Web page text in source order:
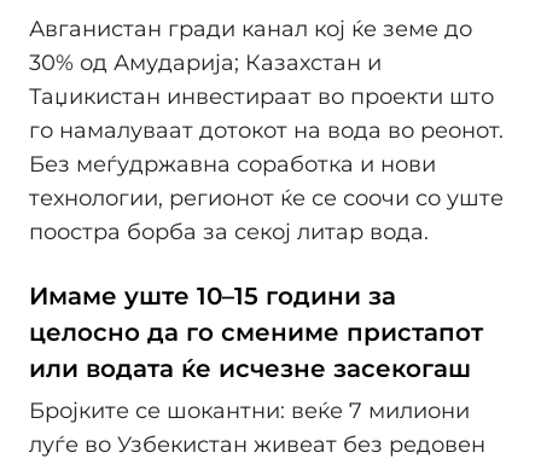
Авганистан гради канал кој ќе земе до
30% од Амударија; Казахстан и
Таџикистан инвестираат во проекти што
го намалуваат дотокот на вода во реонот.
Без меѓудржавна соработка и нови
технологии, регионот ќе се соочи со уште
поостра борба за секој литар вода.
Имаме уште 10–15 години за
целосно да го смениме пристапот
или водата ќе исчезне засекогаш
Бројките се шокантни: веќе 7 милиони
луѓе во Узбекистан живеат без редовен